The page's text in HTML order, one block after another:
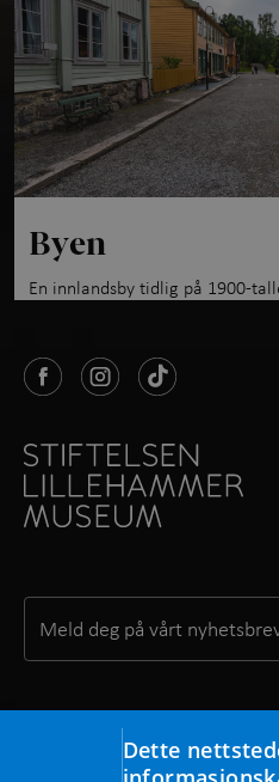
Byen
En innlandsby tidlig på 1900-
Meld deg på vårt
Kontakt oss
Maihaugvegen 1, 2609
Dette